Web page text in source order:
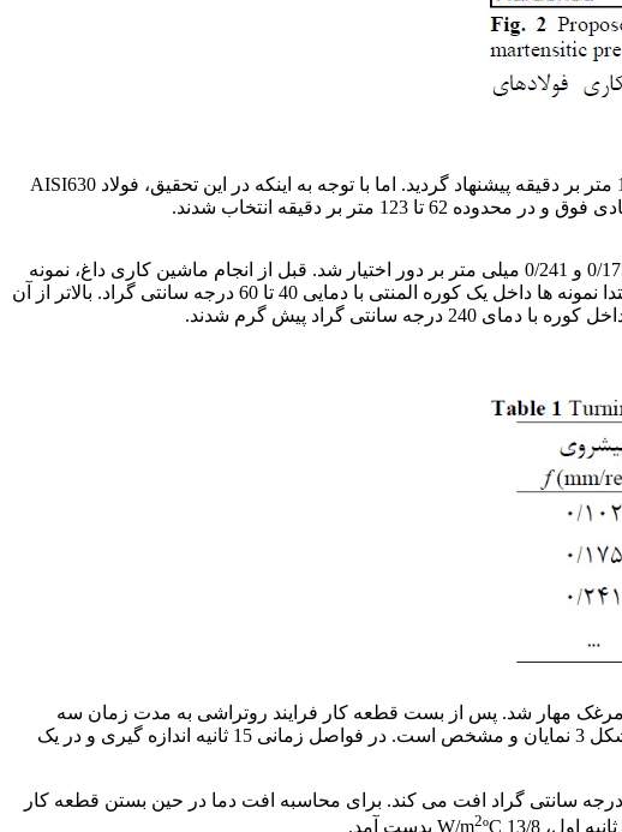
با توجه به شکل 2، برای فولادهای پیرسخت شونده با شختی 330 برینل. (معادل 33 راکول C)، سرعت برشی در محدوده 120 تا 185 متر بر دقیقه پیشنهاد گردید. اما با توجه به اینکه در این تحقیق، فولاد AISI630
مطابق جدول 1 در آنالیز واریانس سه سطح از سرعت برشی در نظرگیری شد. نرخ پیشروی با توجه با شکل 2 سه مقدار 0/102، 0/175 و 0/241 میلی متر بر دور اختیار شد. قبل از انجام ماشین کاری داغ، نمونه
ها تحت روتراشی قرار گرفتند. و مته مرغک در یک سمت قطعه کار زده شد. برای انجام ماشین کاری داغ در یک دمای مشخص. ابتدا نمونه ها داخل یک کوره المنتی با دمایی 40 تا 60 درجه سانتی گراد. بالاتر از آن
دیگر قطعه کار توسط مرغک مهار شد. پس از بست قطعه کار فرایند روتراشی به مدت زمان سه
دقیقه بر روی قطعه انجام شد. دمای قطعه کار پس از خروج از کوره با استفاده از یک ترموکوپل تماسی مدل CHY-502A که در شکل 3 نمایان و مشخص است. در فواصل زمانی 15 ثانیه اندازه گیری و در یک
اندازه گیری دمای قطعه نشان داد. که پس از گذشت 60 ثانیه زمان (جهت بستن قطعه کار به دستگاه). دمای سطح قطعه به 230 درجه سانتی گراد افت می کند. برای محاسبه افت دما در حین بستن قطعه کار
2ºC بدست آمد.